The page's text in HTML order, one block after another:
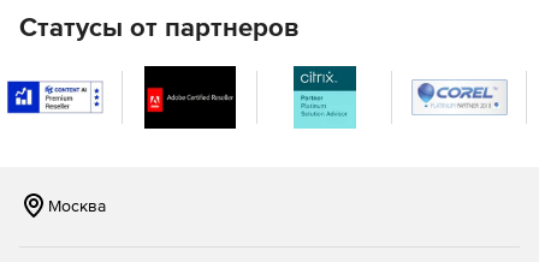
ресурсах Windows.
Осуществляет поддержку файлов MicrosoftOffice, а
также документов, созданных в более ранних версиях
Word, Excel и PowerPoint.
были удалены до установки Undelete.
Статусы от партнеров
Москва